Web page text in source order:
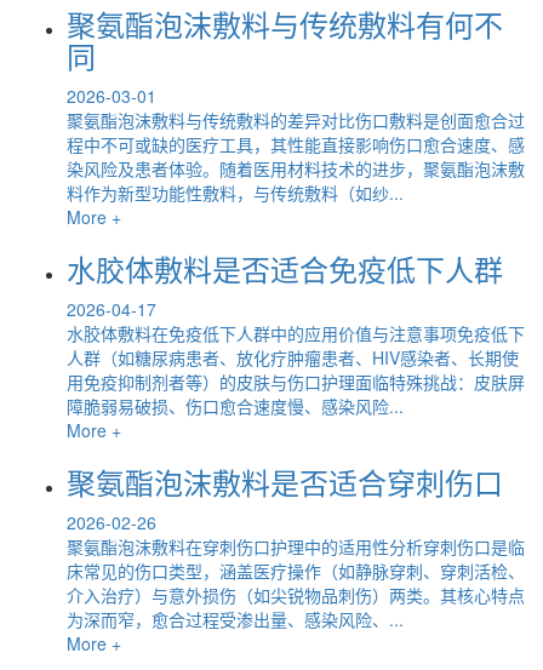
聚氨酯泡沫敷料与传统敷料有何不
同
2026-03-01
聚氨酯泡沫敷料与传统敷料的差异对比伤口敷料是创面愈合过
程中不可或缺的医疗工具，其性能直接影响伤口愈合速度、感
染风险及患者体验。随着医用材料技术的进步，聚氨酯泡沫敷
料作为新型功能性敷料，与传统敷料（如纱...
More +
水胶体敷料是否适合免疫低下人群
2026-04-17
水胶体敷料在免疫低下人群中的应用价值与注意事项免疫低下
人群（如糖尿病患者、放化疗肿瘤患者、HIV感染者、长期使
用免疫抑制剂者等）的皮肤与伤口护理面临特殊挑战：皮肤屏
障脆弱易破损、伤口愈合速度慢、感染风险...
More +
聚氨酯泡沫敷料是否适合穿刺伤口
2026-02-26
聚氨酯泡沫敷料在穿刺伤口护理中的适用性分析穿刺伤口是临
床常见的伤口类型，涵盖医疗操作（如静脉穿刺、穿刺活检、
介入治疗）与意外损伤（如尖锐物品刺伤）两类。其核心特点
为深而窄，愈合过程受渗出量、感染风险、...
More +